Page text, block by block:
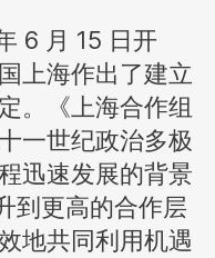
6 月 15 日开
上海作出了建立
。《上海合作组
一世纪政治多极
迅速发展的背景
到更高的合作层
地共同利用机遇